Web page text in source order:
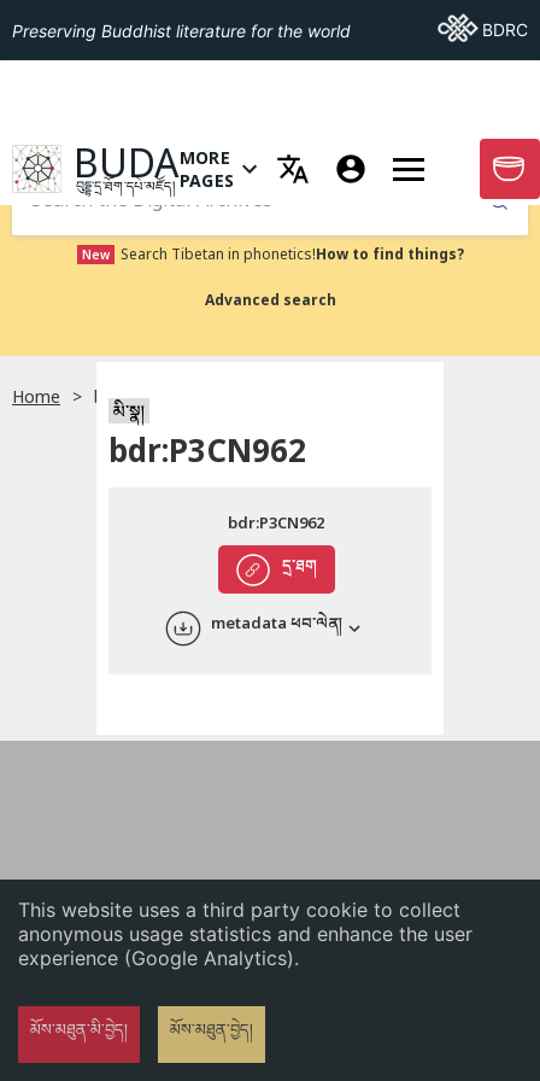
This website uses a third party cookie to collect
anonymous usage statistics and enhance the user
experience (Google Analytics).
མོས་མཐུན་མི་བྱེད། མོས་མཐུན་བྱེད།
English
Preserving Buddhist literature for the world Go ToBDRC
GO TO HOMEPAGE
BUDA
བུདྡྷ་དྲ་ཐོག་དཔེ་མཛོད།
OPEN MENU OF MORE PAGES
MORE
PAGES
GO
Submit
New Search Tibetan in phonetics!How to find things?
Advanced search
Home bdr:P3CN962
མི་སྣ།
bdr:P3CN962
དྲ་ཐག
bdr:P3CN962
metadata ཕབ་ལེན།